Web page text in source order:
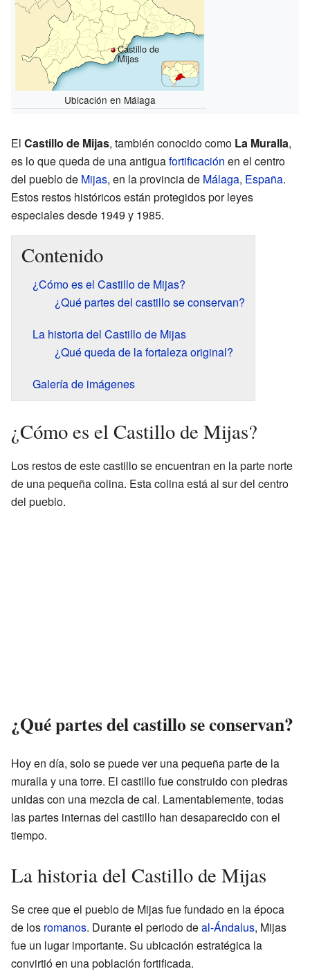
Castillo de
Mijas
Ubicación en Málaga
El Castillo de Mijas, también conocido como La Muralla,
es lo que queda de una antiguafortificación en el centro
del pueblo de Mijas, en la provincia de Málaga, España.
Estos restos históricos están protegidos por leyes
especiales desde 1949 y 1985.
Contenido
¿Cómo es el Castillo de Mijas?
¿Qué partes del castillo se conservan?
La historia del Castillo de Mijas
¿Qué queda de la fortaleza original?
Galería de imágenes
¿Cómo es el Castillo de Mijas?
Los restos de este castillo se encuentran en la parte norte
de una pequeña colina. Esta colina está al sur del centro
del pueblo.
¿Qué partes del castillo se conservan?
Hoy en día, solo se puede ver una pequeña parte de la
muralla y una torre. El castillo fue construido con piedras
unidas con una mezcla de cal. Lamentablemente, todas
las partes internas del castillo han desaparecido con el
tiempo.
La historia del Castillo de Mijas
Se cree que el pueblo de Mijas fue fundado en la época
de los romanos. Durante el periodo deal-Ándalus, Mijas
fue un lugar importante. Su ubicación estratégica la
convirtió en una población fortificada.